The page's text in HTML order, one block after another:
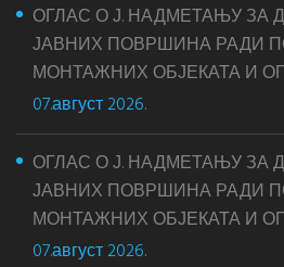
ОГЛАС О Ј. НАДМЕТАЊУ ЗА
ЈАВНИХ ПОВРШИНА РАДИ
МОНТАЖНИХ ОБЈЕКАТА И
07.август 2026.
ОГЛАС О Ј. НАДМЕТАЊУ ЗА
ЈАВНИХ ПОВРШИНА РАДИ
МОНТАЖНИХ ОБЈЕКАТА И
07.август 2026.